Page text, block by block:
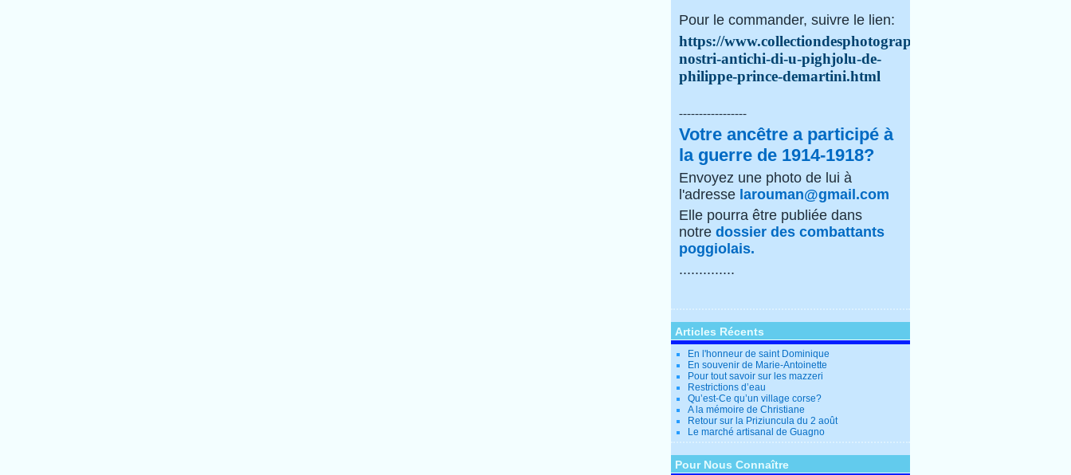
Pour le commander, suivre le lien:
https://www.collectiondesphotographes.com/i-
nostri-antichi-di-u-pighjolu-de-
philippe-prince-demartini.html
-----------------
Votre ancêtre a participé à
la guerre de 1914-1918?
Envoyez une photo de lui à
l'adresse larouman@gmail.com
Elle pourra être publiée dans
notre dossier des combattants
poggiolais.
..............
Articles Récents
En l'honneur de saint Dominique
En souvenir de Marie-Antoinette
Pour tout savoir sur les mazzeri
Restrictions d’eau
Qu’est-Ce qu’un village corse?
A la mémoire de Christiane
Retour sur la Priziuncula du 2 août
Le marché artisanal de Guagno
Pour Nous Connaître